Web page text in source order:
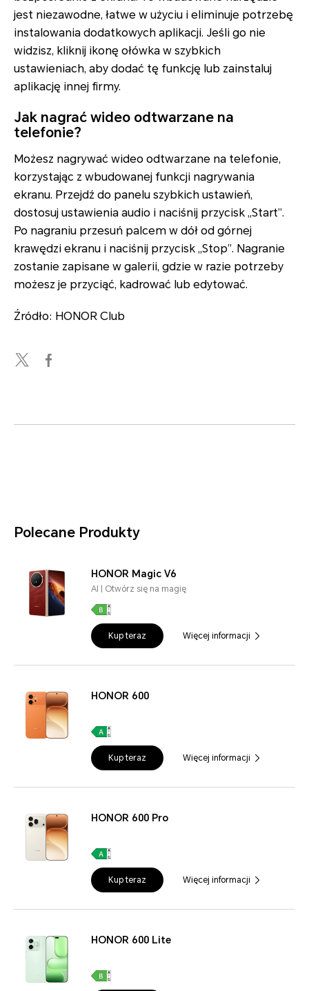
jest niezawodne, łatwe w użyciu i eliminuje potrzebę
instalowania dodatkowych aplikacji. Jeśli go nie
widzisz, kliknij ikonę ołówka w szybkich
ustawieniach, aby dodać tę funkcję lub zainstaluj
aplikację innej firmy.
Jak nagrać wideo odtwarzane na
telefonie?
Możesz nagrywać wideo odtwarzane na telefonie,
korzystając z wbudowanej funkcji nagrywania
ekranu. Przejdź do panelu szybkich ustawień,
dostosuj ustawienia audio i naciśnij przycisk „Start”.
Po nagraniu przesuń palcem w dół od górnej
krawędzi ekranu i naciśnij przycisk „Stop”. Nagranie
zostanie zapisane w galerii, gdzie w razie potrzeby
możesz je przyciąć, kadrować lub edytować.
Źródło: HONOR Club
Polecane Produkty
HONOR Magic V6
AI | Otwórz się na magię
Kup teraz Więcej informacji
HONOR 600
Kup teraz Więcej informacji
HONOR 600 Pro
Kup teraz Więcej informacji
HONOR 600 Lite